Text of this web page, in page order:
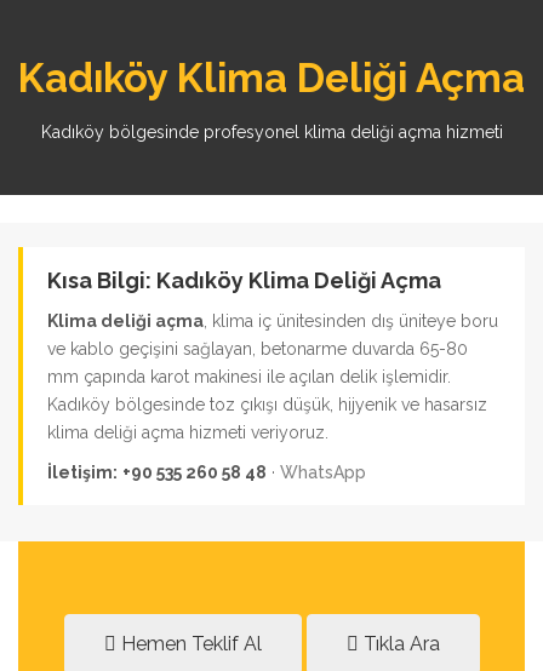
Kadıköy Klima Deliği Açma
Kadıköy bölgesinde profesyonel klima deliği açma hizmeti
Kısa Bilgi: Kadıköy Klima Deliği Açma
Klima deliği açma , klima iç ünitesinden dış üniteye boru
ve kablo geçişini sağlayan, betonarme duvarda 65-80
mm çapında karot makinesi ile açılan delik işlemidir.
Kadıköy bölgesinde toz çıkışı düşük, hijyenik ve hasarsız
klima deliği açma hizmeti veriyoruz.
İletişim: +90 535 260 58 48 · WhatsApp
Hemen Teklif Al Tıkla Ara